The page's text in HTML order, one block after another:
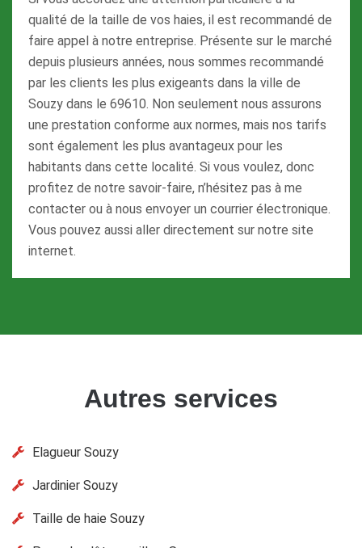
qualité de la taille de vos haies, il est recommandé de
faire appel à notre entreprise. Présente sur le marché
depuis plusieurs années, nous sommes recommandé
par les clients les plus exigeants dans la ville de
Souzy dans le 69610. Non seulement nous assurons
une prestation conforme aux normes, mais nos tarifs
sont également les plus avantageux pour les
habitants dans cette localité. Si vous voulez, donc
profitez de notre savoir-faire, n’hésitez pas à me
contacter ou à nous envoyer un courrier électronique.
Vous pouvez aussi aller directement sur notre site
internet.
Autres services
Elagueur Souzy
Jardinier Souzy
Taille de haie Souzy